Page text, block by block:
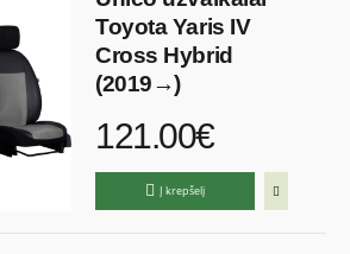
Toyota Yaris IV
Cross Hybrid
(2019→)
121.00€
Į krepšelį